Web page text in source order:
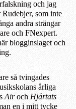
och jag
som inte
andra strängar
och FNexpert.
blogginslaget och
g.
så tvingades
årliga
Airoch Hjärtats
en i mitt tycke